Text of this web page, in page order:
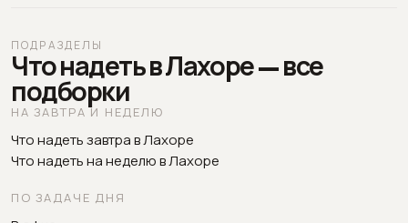
ПОДРАЗДЕЛЫ
Что надеть в Лахоре — все
подборки
НА ЗАВТРА И НЕДЕЛЮ
Что надеть завтра в Лахоре
Что надеть на неделю в Лахоре
ПО ЗАДАЧЕ ДНЯ